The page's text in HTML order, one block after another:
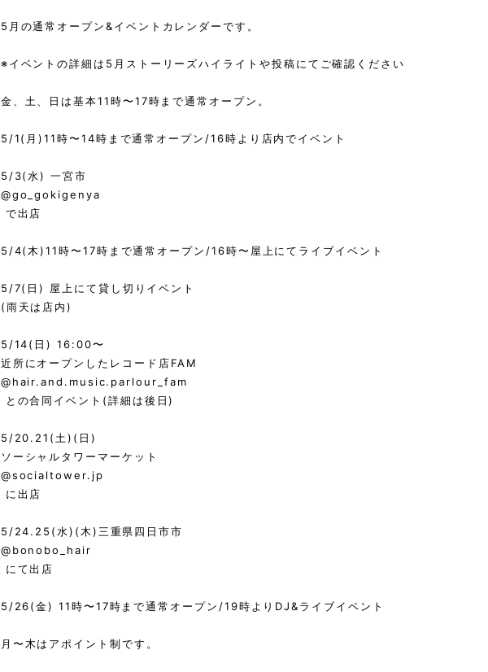
5月の通常オープン&イベントカレンダーです。
※イベントの詳細は5月ストーリーズハイライトや投稿にてご確認ください
金、土、日は基本11時〜17時まで通常オープン。
5/1(月)11時〜14時まで通常オープン/16時より店内でイベント
5/3(水) 一宮市
@go_gokigenya
で出店
5/4(木)11時〜17時まで通常オープン/16時〜屋上にてライブイベント
5/7(日) 屋上にて貸し切りイベント
(雨天は店内)
5/14(日) 16:00〜
近所にオープンしたレコード店FAM
@hair.and.music.parlour_fam
との合同イベント(詳細は後日)
5/20.21(土)(日)
ソーシャルタワーマーケット
@socialtower.jp
に出店
5/24.25(水)(木)三重県四日市市
@bonobo_hair
にて出店
5/26(金) 11時〜17時まで通常オープン/19時よりDJ&ライブイベント
月〜木はアポイント制です。